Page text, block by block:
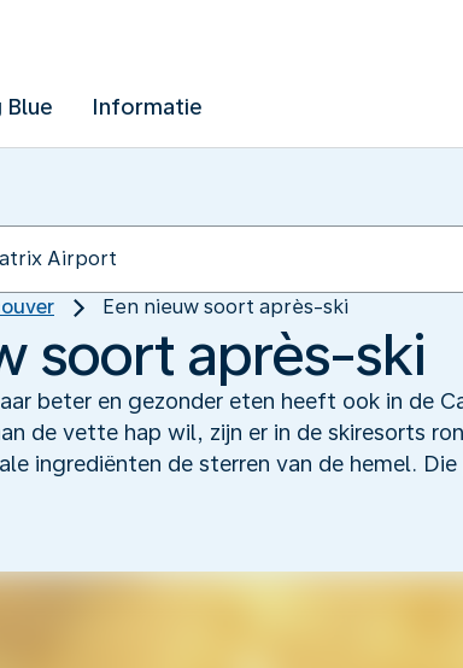
Blue Informatie
Een nieuw soort après-ski
soort après-ski
beter en gezonder eten heeft ook in de
de vette hap wil, zijn er in de skiresorts
ingrediënten de sterren van de hemel.